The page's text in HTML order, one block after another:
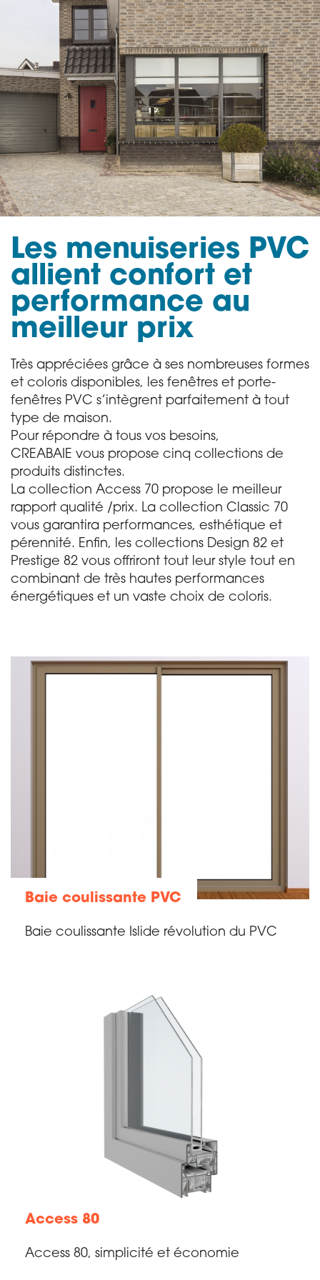
Les menuiseries PVC
allient confort et
performance au
meilleur prix
Très appréciées grâce à ses nombreuses formes
et coloris disponibles, les fenêtres et porte-
fenêtres PVC s’intègrent parfaitement à tout
type de maison.
Pour répondre à tous vos besoins,
CREABAIE vous propose cinq collections de
produits distinctes.
La collection Access 70 propose le meilleur
rapport qualité /prix. La collection Classic 70
vous garantira performances, esthétique et
pérennité. Enfin, les collections Design 82 et
Prestige 82 vous offriront tout leur style tout en
combinant de très hautes performances
énergétiques et un vaste choix de coloris.
Baie coulissante PVC
Baie coulissante Islide révolution du PVC
Access 80
Access 80, simplicité et économie